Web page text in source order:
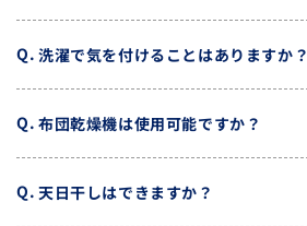
洗濯で気を付けることはありますか？
布団乾燥機は使用可能ですか？
天日干しはできますか？